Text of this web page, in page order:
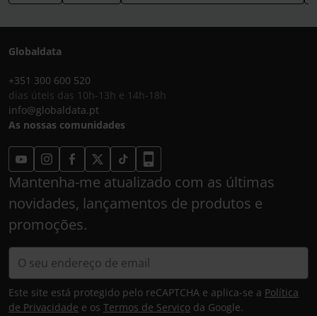
Globaldata
+351 300 600 520
dias úteis das 10h-13h e 14h-18h
info@globaldata.pt
As nossas comunidades
Mantenha-me atualizado com as últimas
novidades, lançamentos de produtos e
promoções.
Este site está protegido pelo reCAPTCHA e aplica-se a Política
de Privacidade e os Termos de Serviço da Google.